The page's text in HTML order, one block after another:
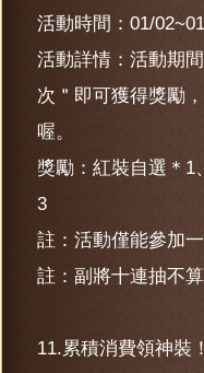
活動時間：01/
活動詳情：活動期
次＂即可獲得獎勵
喔。
獎勵：紅裝自選＊1
3
註：活動僅能參加一
註：副將十連抽不算
11.累積消費領神裝！